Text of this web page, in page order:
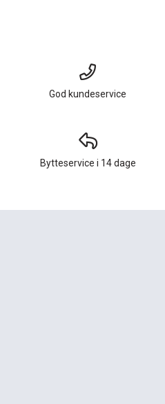
God kundeservice
Bytteservice i 14 dage